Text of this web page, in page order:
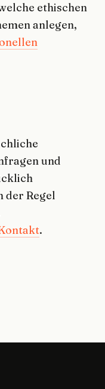
ethischen
anlegen,
und
der Regel
.